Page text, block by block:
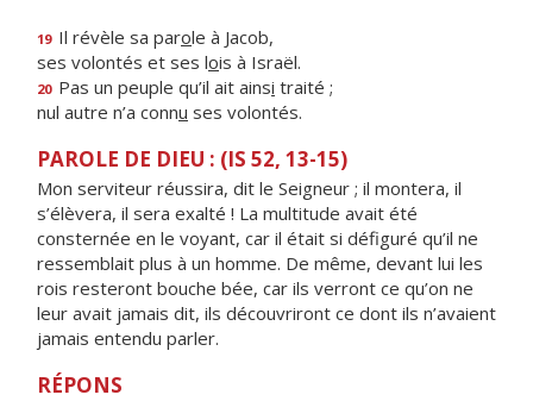
19 Il révèle sa parole à Jacob,
ses volontés et ses lois à Israël.
20 Pas un peuple qu’il ait ainsi traité ;
nul autre n’a connu ses volontés.
PAROLE DE DIEU : (IS 52, 13-15)
Mon serviteur réussira, dit le Seigneur ; il montera, il
s’élèvera, il sera exalté ! La multitude avait été
consternée en le voyant, car il était si défiguré qu’il ne
ressemblait plus à un homme. De même, devant lui les
rois resteront bouche bée, car ils verront ce qu’on ne
leur avait jamais dit, ils découvriront ce dont ils n’avaient
jamais entendu parler.
RÉPONS